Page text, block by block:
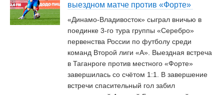
выездном матче против «Форте»
«Динамо-Владивосток» сыграл вничью в
поединке 3-го тура группы «Серебро»
первенства России по футболу среди
команд Второй лиги «А». Выездная встреча
в Таганроге против местного «Форте»
завершилась со счётом 1:1. В завершение
встречи спасительный гол забил